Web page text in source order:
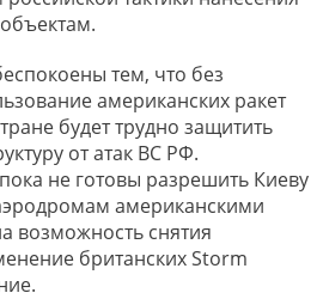
тем, что без
американских ракет
будет трудно защитить
от атак ВС РФ.
не готовы разрешить Киеву
американскими
возможность снятия
британских Storm